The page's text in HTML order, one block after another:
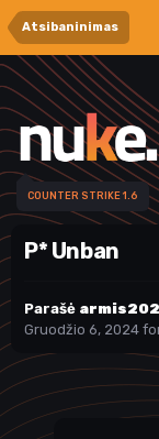
Atsibaninimas
COUNTER STRIKE 1.6
P* Unban
Parašė
Gruodžio 6, 2024